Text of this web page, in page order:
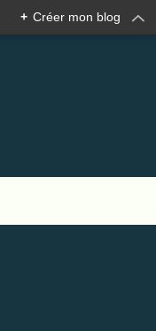
+ Créer mon blog